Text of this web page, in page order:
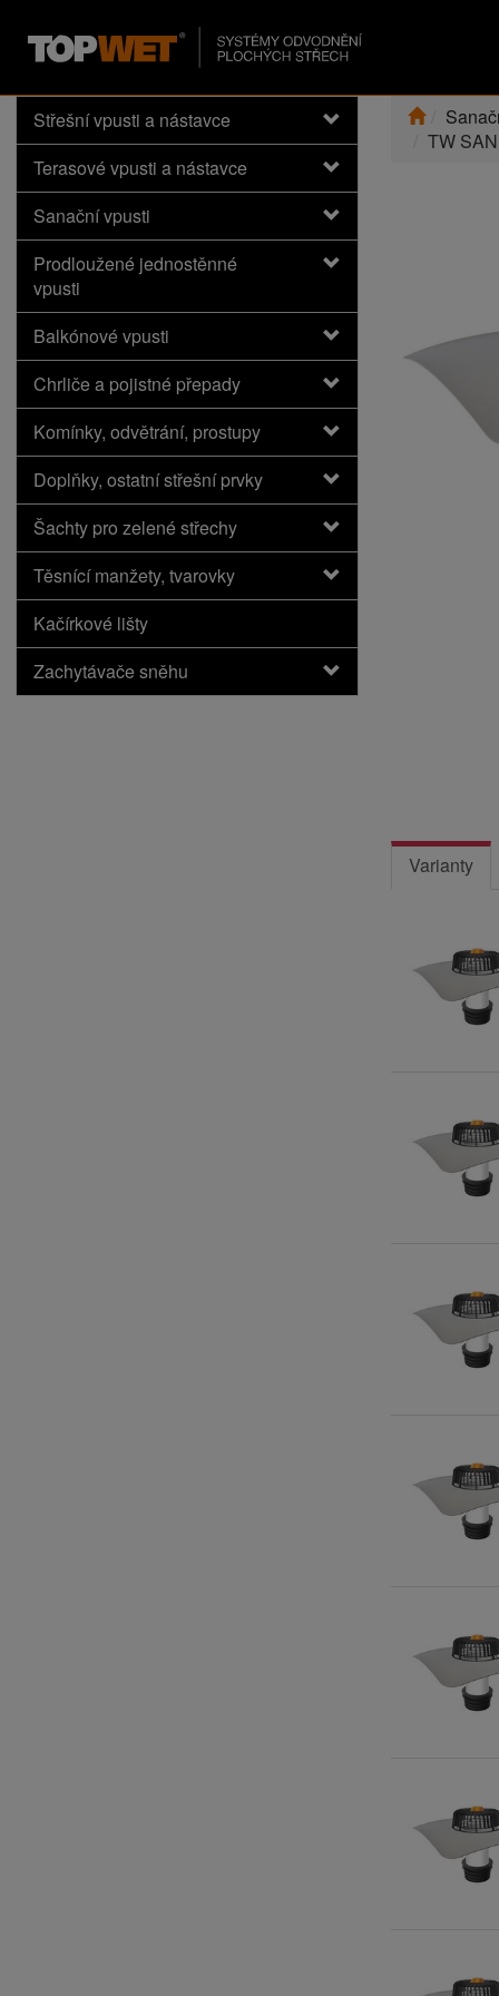
Střešní vpusti a nástavce
Terasové vpusti a nástavce
Sanační vpusti
Prodloužené jednostěnné
vpusti
Balkónové vpusti
Chrliče a pojistné přepady
Komínky, odvětrání, prostupy
Doplňky, ostatní střešní prvky
Šachty pro zelené střechy
Těsnící manžety, tvarovky
Kačírkové lišty
Zachytávače sněhu
TW
Varianty